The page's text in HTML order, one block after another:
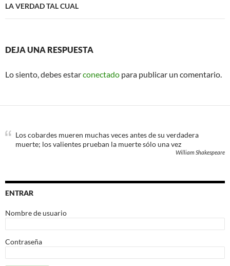
LA VERDAD TAL CUAL
DEJA UNA RESPUESTA
Lo siento, debes estarconectado para publicar un comentario.
Los cobardes mueren muchas veces antes de su verdadera
muerte; los valientes prueban la muerte sólo una vez
William Shakespeare
ENTRAR
Nombre de usuario
Contraseña